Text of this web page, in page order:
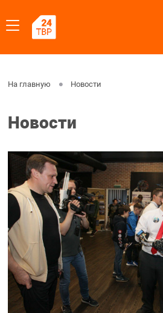
На главную Новости
Новости